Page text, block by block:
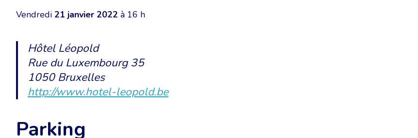
Vendredi 21 janvier 2022 à 16 h
Hôtel Léopold
Rue du Luxembourg 35
1050 Bruxelles
http://www.hotel-leopold.be
Parking